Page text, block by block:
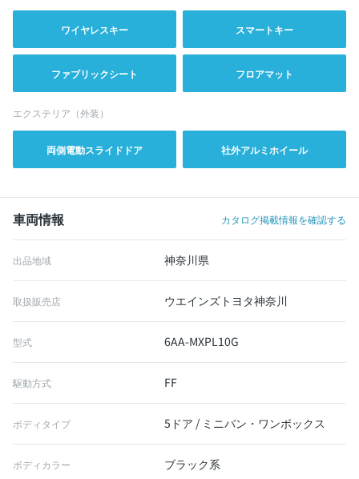
ワイヤレスキー スマートキー
ファブリックシート フロアマット
エクステリア（外装）
両側電動スライドドア 社外アルミホイール
車両情報 カタログ掲載情報を確認する
出品地域 神奈川県
取扱販売店 ウエインズトヨタ神奈川
型式 6AA-MXPL10G
駆動方式 FF
ボディタイプ 5ドア / ミニバン・ワンボックス
ボディカラー ブラック系